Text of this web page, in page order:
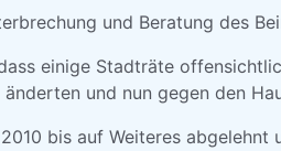
und Beratung des
einige Stadträte
und nun gegen den
bis auf Weiteres